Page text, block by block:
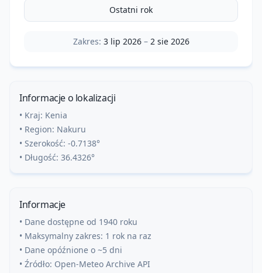
Ostatni rok
Zakres: 3 lip 2026– 2 sie 2026
Informacje o lokalizacji
• Kraj: Kenia
• Region: Nakuru
• Szerokość: -0.7138°
• Długość: 36.4326°
Informacje
• Dane dostępne od 1940 roku
• Maksymalny zakres: 1 rok na raz
• Dane opóźnione o ~5 dni
• Źródło: Open-Meteo Archive API